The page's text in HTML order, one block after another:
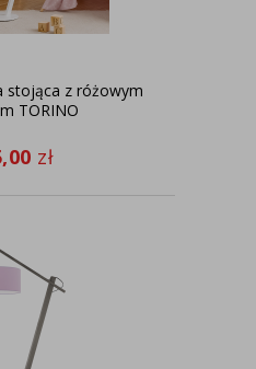
stojąca z różowym
TORINO
zł